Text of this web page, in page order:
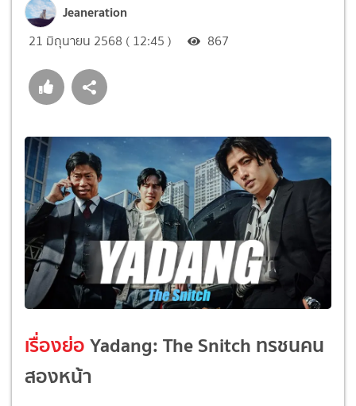
Jeaneration
21 มิถุนายน 2568 ( 12:45 ) 867
เรื่องย่อYadang: The Snitch ทรชนคน
สองหน้า